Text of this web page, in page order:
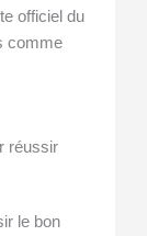
officiel du
comme
réussir
le bon